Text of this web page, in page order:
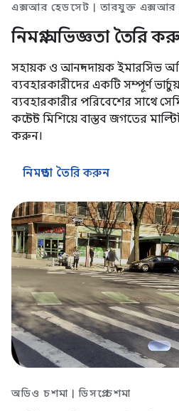
এক্সআর হেডসেট | তারযুক্ত এক্সআর
নিমগ্ন অভিজ্ঞতা তৈরি
সহায়ক ও আনন্দদায়ক ইমারসিভ
ব্যবহারকারীদের একটি সম্পূর্ণ
ব্যবহারকারীর পরিবেশের সাথে
কন্টেন্ট মিশিয়ে বাস্তব জগতের
করুন।
নিমগ্নতা তৈরি করুন
অডিও চশমা | ডিসপ্লে চশমা